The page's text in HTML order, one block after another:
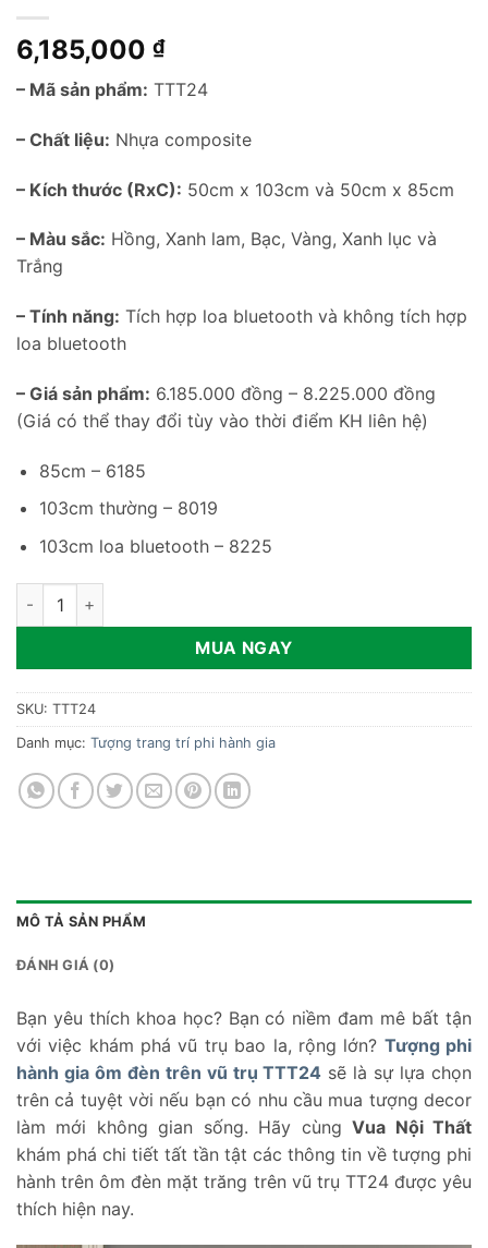
6,185,000 ₫
– Mã sản phẩm: TTT24
– Chất liệu: Nhựa composite
– Kích thước (RxC): 50cm x 103cm và 50cm x 85cm
– Màu sắc: Hồng, Xanh lam, Bạc, Vàng, Xanh lục và
Trắng
– Tính năng: Tích hợp loa bluetooth và không tích hợp
loa bluetooth
– Giá sản phẩm: 6.185.000 đồng – 8.225.000 đồng
(Giá có thể thay đổi tùy vào thời điểm KH liên hệ)
85cm – 6185
103cm thường – 8019
103cm loa bluetooth – 8225
Tượng phi hành gia ôm đèn trên vũ trụ TTT24 số lượng
MUA NGAY
SKU: TTT24
Danh mục: Tượng trang trí phi hành gia
MÔ TẢ SẢN PHẨM
ĐÁNH GIÁ (0)
Bạn yêu thích khoa học? Bạn có niềm đam mê bất tận
với việc khám phá vũ trụ bao la, rộng lớn? Tượng phi
hành gia ôm đèn trên vũ trụ TTT24 sẽ là sự lựa chọn
trên cả tuyệt vời nếu bạn có nhu cầu mua tượng decor
làm mới không gian sống. Hãy cùngVua Nội Thất
khám phá chi tiết tất tần tật các thông tin về tượng phi
hành trên ôm đèn mặt trăng trên vũ trụ TT24 được yêu
thích hiện nay.